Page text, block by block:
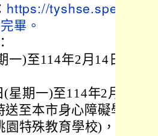
https://tyshse.speci
畢。
)至114年2月14日
期一)至114年2月2
至本市身心障礙學
特殊教育學校)，各